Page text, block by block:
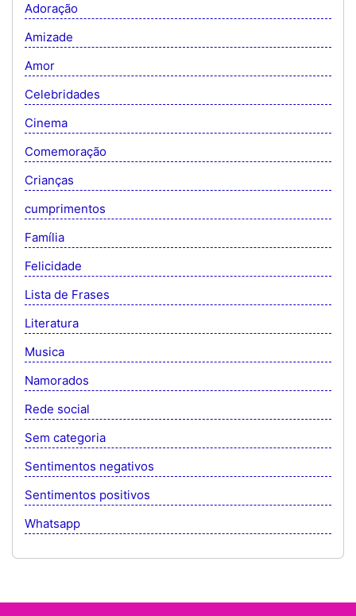
Adoração
Amizade
Amor
Celebridades
Cinema
Comemoração
Crianças
cumprimentos
Família
Felicidade
Lista de Frases
Literatura
Musica
Namorados
Rede social
Sem categoria
Sentimentos negativos
Sentimentos positivos
Whatsapp